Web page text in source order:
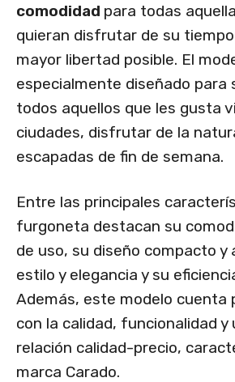
comodidad para todas
quieran disfrutar de su
mayor libertad posible. El
especialmente diseñado para
todos aquellos que les gusta
ciudades, disfrutar de la
escapadas de fin de semana.
Entre las principales
furgoneta destacan su
de uso, su diseño compacto y
estilo y elegancia y su
Además, este modelo cuenta
con la calidad, funcionalidad y
relación calidad-precio,
marca Carado.